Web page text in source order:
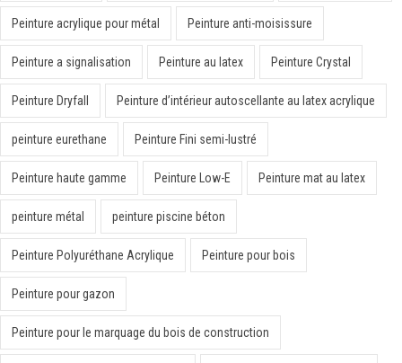
Peinture acrylique pour métal Peinture anti-moisissure
Peinture a signalisation Peinture au latex Peinture Crystal
Peinture Dryfall Peinture d’intérieur autoscellante au latex acrylique
peinture eurethane Peinture Fini semi-lustré
Peinture haute gamme Peinture Low-E Peinture mat au latex
peinture métal peinture piscine béton
Peinture Polyuréthane Acrylique Peinture pour bois
Peinture pour gazon
Peinture pour le marquage du bois de construction